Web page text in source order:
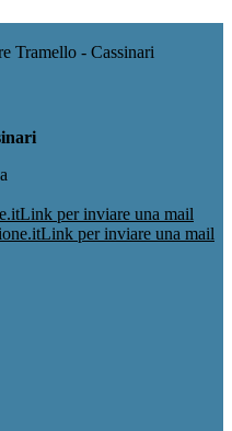
Tramello - Cassinari
Link per inviare una mail
Link per inviare una mail